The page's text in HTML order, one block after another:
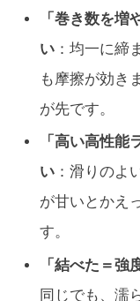
「巻き数を
い ：均一に締
も摩擦が効き
が先です。
「高い高性
い ：滑りのよ
が甘いとかえ
す。
「結べた＝強
同じでも、濡